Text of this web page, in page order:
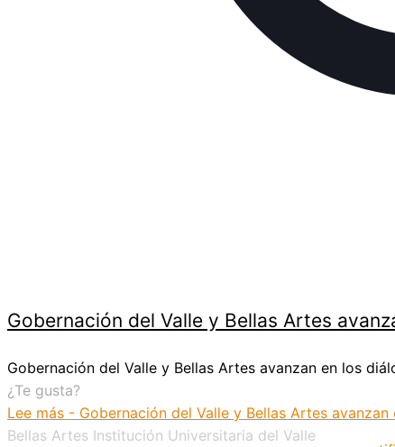
Gobernación del Valle y Bellas Artes
Gobernación del Valle y Bellas Artes avanzan en los
¿Te gusta?
Lee más - Gobernación del Valle y Bellas Artes
Bellas Artes Institución Universitaria del Valle